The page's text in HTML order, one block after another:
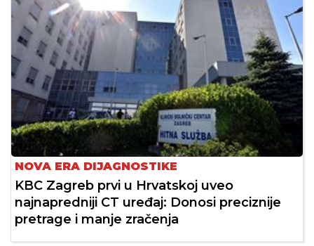
NOVA ERA DIJAGNOSTIKE
KBC Zagreb prvi u Hrvatskoj uveo
najnapredniji CT uređaj: Donosi preciznije
pretrage i manje zračenja